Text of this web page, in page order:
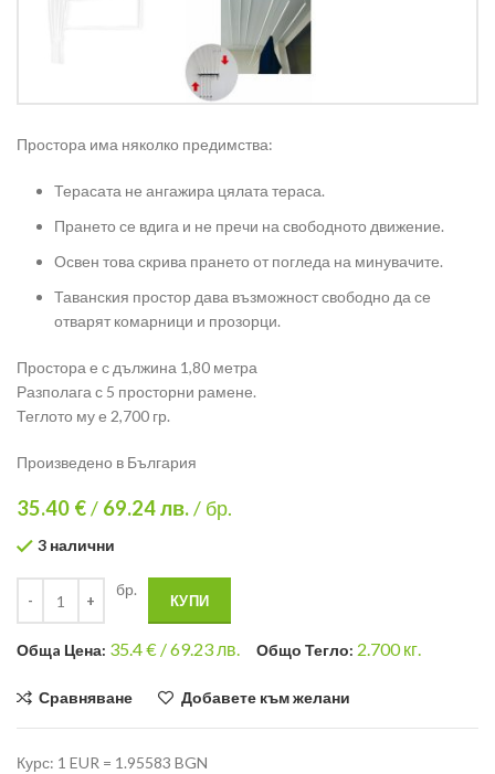
Простора има няколко предимства:
Терасата не ангажира цялата тераса.
Прането се вдига и не пречи на свободното движение.
Освен това скрива прането от погледа на минувачите.
Таванския простор дава възможност свободно да се
отварят комарници и прозорци.
Простора е с дължина 1,80 метра
Разполага с 5 просторни рамене.
Теглото му е 2,700 гр.
Произведено в България
35.40 €/ 69.24лв./ бр.
3 налични
бр.
КУПИ
Общa Цена: 35.4€ /69.23 лв. Общо Тегло: 2.700кг.
Сравняване Добавете към желани
Курс: 1 EUR = 1.95583 BGN